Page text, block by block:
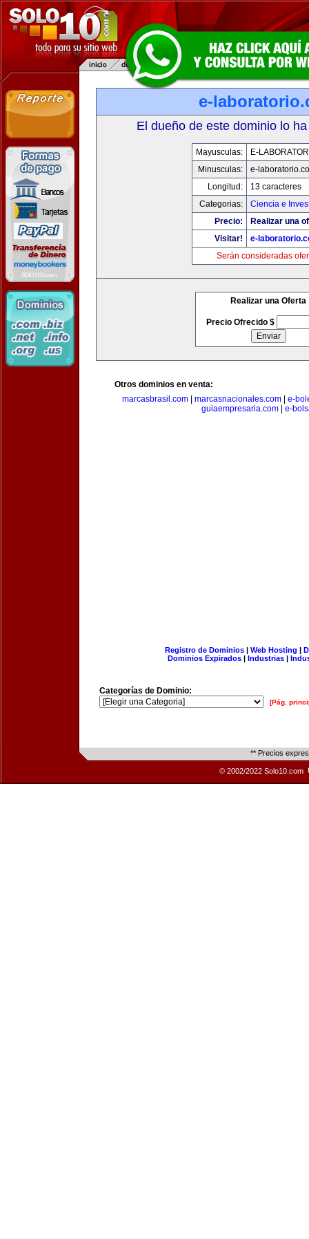
e-
El dueño de este dominio lo
Mayusculas:
E-
Minusculas:
e-
Longitud:
13 caracteres
Categorias:
Ciencia e
Precio:
Realizar una
Visitar!
e-
Serán consideradas
Realizar una Oferta
Precio Ofrecido $
Otros dominios en venta:
marcasbrasil.com| marcasnacionales.com| e-
guiaempresaria.com
e-
Registro de Dominios| Web Hosting |
Dominios Expirados | Industrias |
Categorías de Dominio:
[Pág.
** Precios
© 2002/2022 Solo10.com